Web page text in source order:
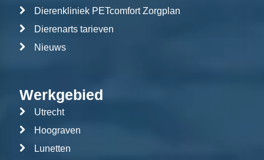
Dierenkliniek PETcomfort Zorgplan
Dierenarts tarieven
Nieuws
Werkgebied
Utrecht
Hoograven
Lunetten